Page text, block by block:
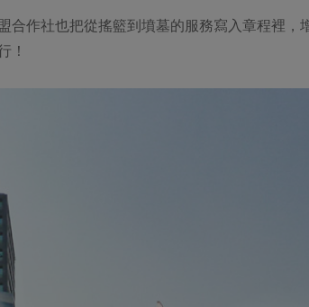
合作社也把從搖籃到墳墓的服務寫入章程裡，
！